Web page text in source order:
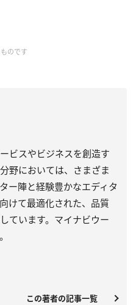
のです
ビスやビジネスを創造す
野においては、さまざま
ー陣と経験豊かなエディタ
けて最適化された、品質
ています。マイナビウー
この著者の記事一覧